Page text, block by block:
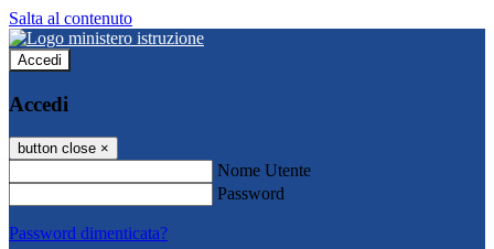
Salta al contenuto
Accedi
Accedi
button close ×
Nome Utente
Password
Password dimenticata?